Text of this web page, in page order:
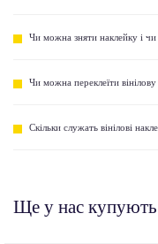
Чи можна зняти наклейку і чи
Чи можна переклеїти вінілову
Скільки служать вінілові
Ще у нас купують